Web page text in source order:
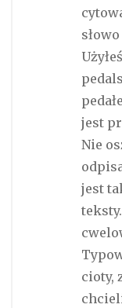
jest
Nie
jest
cioty,